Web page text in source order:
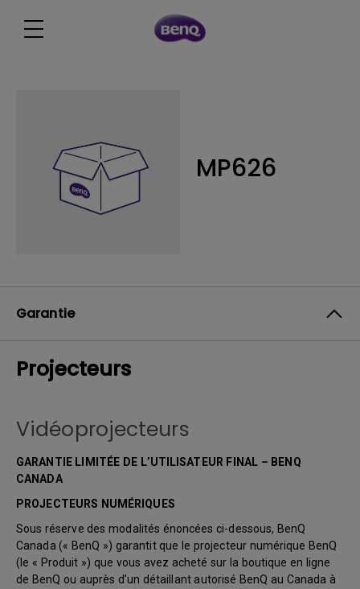
MP626
Garantie
Projecteurs
Vidéoprojecteurs
GARANTIE LIMITÉE DE L’UTILISATEUR FINAL – BENQ
CANADA
PROJECTEURS NUMÉRIQUES
Sous réserve des modalités énoncées ci-dessous, BenQ
Canada (« BenQ ») garantit que le projecteur numérique BenQ
(le « Produit ») que vous avez acheté sur la boutique en ligne
de BenQ ou auprès d’un détaillant autorisé BenQ au Canada à